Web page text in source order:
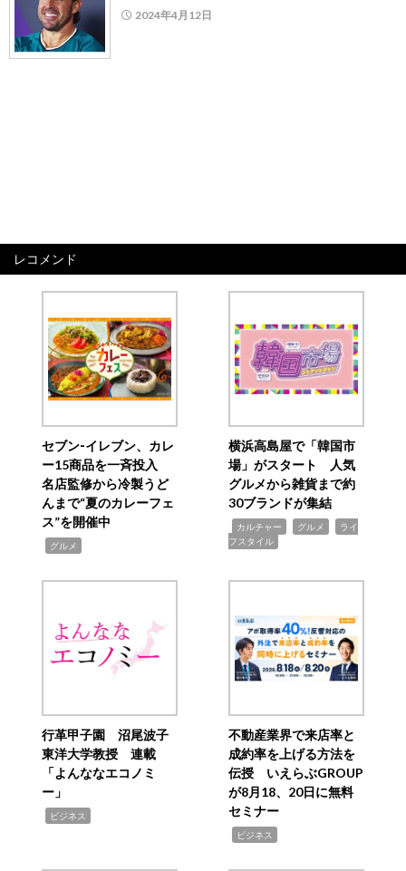
2024年4月12日
レコメンド
セブン‐イレブン、カレ
ー15商品を一斉投入
名店監修から冷製うど
んまで“夏のカレーフェ
ス”を開催中
グルメ
横浜高島屋で「韓国市
場」がスタート 人気
グルメから雑貨まで約
30ブランドが集結
カルチャー グルメ
ライ
フスタイル
行革甲子園 沼尾波子
東洋大学教授 連載
「よんななエコノミ
ー」
ビジネス
不動産業界で来店率と
成約率を上げる方法を
伝授 いえらぶGROUP
が8月18、20日に無料
セミナー
ビジネス